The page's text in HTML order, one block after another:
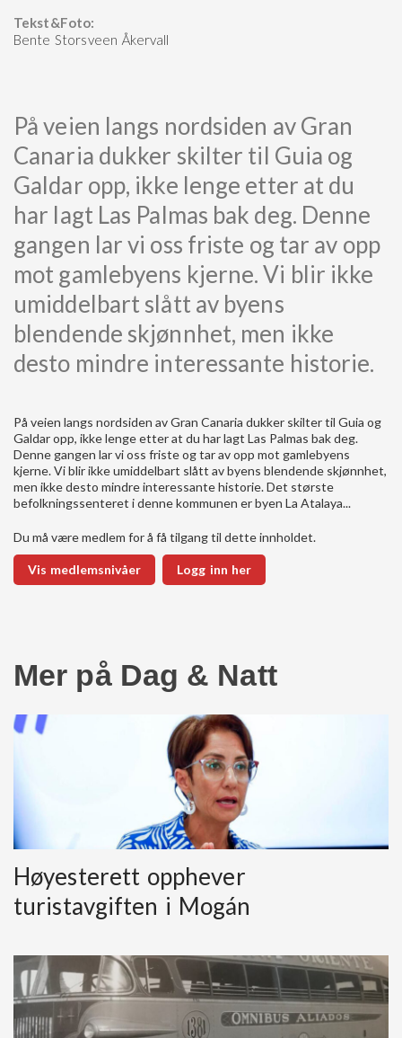
Tekst&Foto:
Bente Storsveen Åkervall
På veien langs nordsiden av Gran
Canaria dukker skilter til Guia og
Galdar opp, ikke lenge etter at du
har lagt Las Palmas bak deg. Denne
gangen lar vi oss friste og tar av opp
mot gamlebyens kjerne. Vi blir ikke
umiddelbart slått av byens
blendende skjønnhet, men ikke
desto mindre interessante historie.
På veien langs nordsiden av Gran Canaria dukker skilter til Guia og
Galdar opp, ikke lenge etter at du har lagt Las Palmas bak deg.
Denne gangen lar vi oss friste og tar av opp mot gamlebyens
kjerne. Vi blir ikke umiddelbart slått av byens blendende skjønnhet,
men ikke desto mindre interessante historie. Det største
befolkningssenteret i denne kommunen er byen La Atalaya...
Du må være medlem for å få tilgang til dette innholdet.
Vis medlemsnivåer Logg inn her
Mer på Dag & Natt
Høyesterett opphever
turistavgiften i Mogán